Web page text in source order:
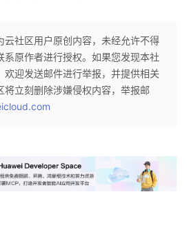
云社区用户原创内容，未经允许不得
系原作者进行授权。如果您发现本社
欢迎发送邮件进行举报，并提供相关
将立刻删除涉嫌侵权内容，举报邮